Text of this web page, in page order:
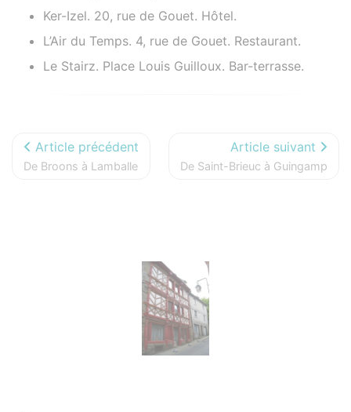
Ker-Izel. 20, rue de Gouet. Hôtel.
L’Air du Temps. 4, rue de Gouet. Restaurant.
Le Stairz. Place Louis Guilloux. Bar-terrasse.
Article précédent
De Broons à Lamballe
Article suivant
De Saint-Brieuc à Guingamp